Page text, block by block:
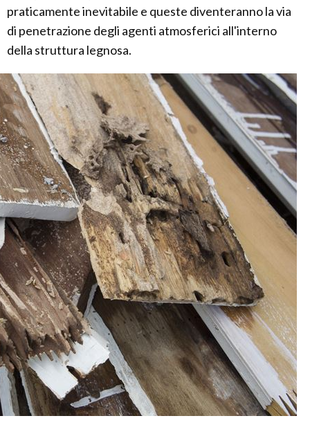
praticamente inevitabile e queste diventeranno la via
di penetrazione degli agenti atmosferici all'interno
della struttura legnosa.